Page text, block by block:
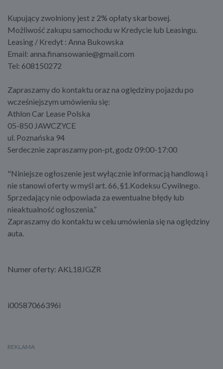
Kupujący zwolniony jest z 2% opłaty skarbowej.
Możliwość zakupu samochodu w Kredycie lub Leasingu.
Leasing / Kredyt : Anna Bukowska
Email: anna.finansowanie@gmail.com
Tel: 608150272
Zapraszamy do kontaktu oraz na oględziny pojazdu po
wcześniejszym umówieniu się:
Athlon Car Lease Polska
05-850 JAWCZYCE
ul. Poznańska 94
Serdecznie zapraszamy pon-pt, godz 09:00-17:00
"Niniejsze ogłoszenie jest wyłącznie informacją handlową i
nie stanowi oferty w myśl art. 66, §1.Kodeksu Cywilnego.
Sprzedający nie odpowiada za ewentualne błędy lub
nieaktualność ogłoszenia.”
Zapraszamy do kontaktu w celu umówienia się na oględziny
auta.
Numer oferty: AKL18JGZR
i00587066396i